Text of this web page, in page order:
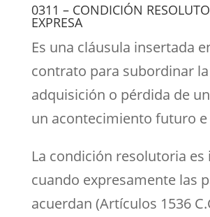
0311 – CONDICIÓN
EXPRESA
Es una cláusula insertada
contrato para subordinar la
adquisición o pérdida de
un acontecimiento futuro
La condición resolutoria
cuando expresamente las
acuerdan (Artículos 1536